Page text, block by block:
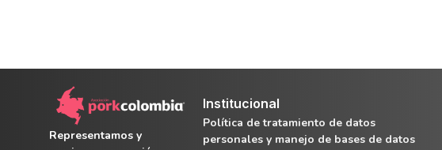
Representamos y
Institucional
Política de tratamiento de datos
personales y manejo de bases de datos